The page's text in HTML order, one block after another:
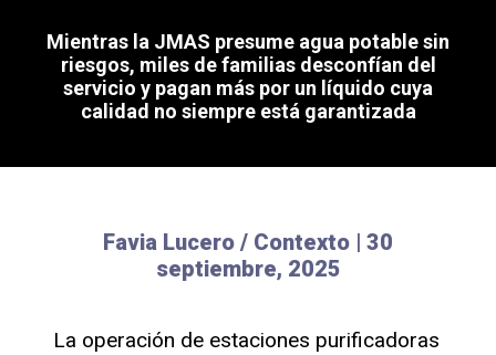
Mientras la JMAS presume agua potable sin
riesgos, miles de familias desconfían del
servicio y pagan más por un líquido cuya
calidad no siempre está garantizada
Favia Lucero / Contexto | 30
septiembre, 2025
La operación de estaciones purificadoras